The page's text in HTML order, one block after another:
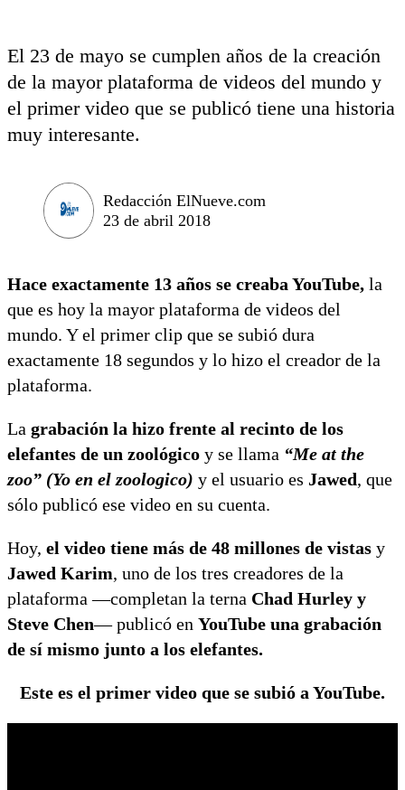
El 23 de mayo se cumplen años de la creación
de la mayor plataforma de videos del mundo y
el primer video que se publicó tiene una historia
muy interesante.
Redacción ElNueve.com
23 de abril 2018
Hace exactamente 13 años se creaba YouTube, la
que es hoy la mayor plataforma de videos del
mundo. Y el primer clip que se subió dura
exactamente 18 segundos y lo hizo el creador de la
plataforma.
La grabación la hizo frente al recinto de los
elefantes de un zoológico y se llama “Me at the
zoo” (Yo en el zoologico) y el usuario es Jawed, que
sólo publicó ese video en su cuenta.
Hoy, el video tiene más de 48 millones de vistas y
Jawed Karim, uno de los tres creadores de la
plataforma —completan la terna Chad Hurley y
Steve Chen— publicó en YouTube una grabación
de sí mismo junto a los elefantes.
Este es el primer video que se subió a YouTube.